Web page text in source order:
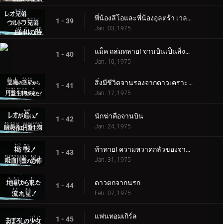
1 - 39 พี่น้องลีโอและพี่น้องอุลตร้า เวลาแห่งชัยชนะ
Jan. 03, 1975
1 - 40 แม็ค ถล่มทลาย! จานบินเป็นสิ่งมีชีวิต
Jan. 10, 1975
1 - 41 สิ่งมีชีวิตจานรองจากดาวเคราะห์ชั่วร้ายอยู่ที่นี่แล้ว!
Jan. 17, 1975
1 - 42 นักฆ่าคือจานบิน
Jan. 24, 1975
1 - 43 ท้าทาย! ความหวาดกลัวของจานดูดเลือด
Jan. 31, 1975
1 - 44 ดาวตกจากนรก
Feb. 07, 1975
1 - 45 แฟนทอมเกิร์ล